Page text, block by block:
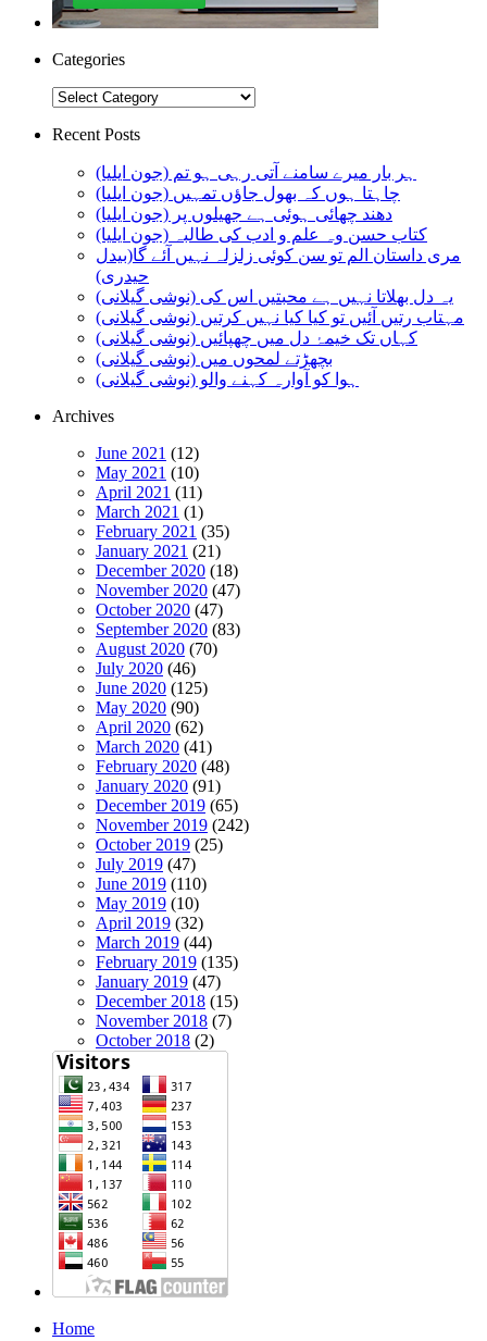
Categories
Categories
Recent Posts
ہر بار میرے سامنے آتی رہی ہو تم (جون ایلیا)
چاہتا ہوں کہ بھول جاؤں تمہیں (جون ایلیا)
دھند چھائی ہوئی ہے جھیلوں پر (جون ایلیا)
کتاب حسن وہ علم و ادب کی طالبہ (جون ایلیا)
مری داستان الم تو سن کوئی زلزلہ نہیں آئے گا(بیدل
حیدری)
یہ دل بھلاتا نہیں ہے محبتیں اس کی (نوشی گیلانی)
مہتاب رتیں آئیں تو کیا کیا نہیں کرتیں (نوشی گیلانی)
کہاں تک خیمۂ دل میں چھپائیں (نوشی گیلانی)
بچھڑتے لمحوں میں (نوشی گیلانی)
ہوا کو آوارہ کہنے والو (نوشی گیلانی)
Archives
June 2021 (12)
May 2021 (10)
April 2021 (11)
March 2021 (1)
February 2021 (35)
January 2021 (21)
December 2020 (18)
November 2020 (47)
October 2020 (47)
September 2020 (83)
August 2020 (70)
July 2020 (46)
June 2020 (125)
May 2020 (90)
April 2020 (62)
March 2020 (41)
February 2020 (48)
January 2020 (91)
December 2019 (65)
November 2019 (242)
October 2019 (25)
July 2019 (47)
June 2019 (110)
May 2019 (10)
April 2019 (32)
March 2019 (44)
February 2019 (135)
January 2019 (47)
December 2018 (15)
November 2018 (7)
October 2018 (2)
Home